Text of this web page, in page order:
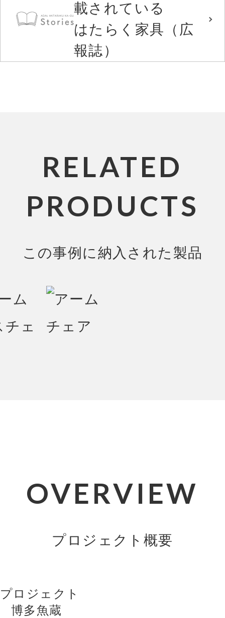
載されている
はたらく家具（広
報誌）
RELATED
PRODUCTS
この事例に納入された製品
OVERVIEW
プロジェクト概要
プロジェクト
博多魚蔵